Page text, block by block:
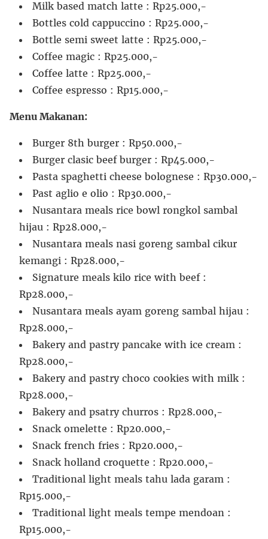
Milk based match latte : Rp25.000,-
Bottles cold cappuccino : Rp25.000,-
Bottle semi sweet latte : Rp25.000,-
Coffee magic : Rp25.000,-
Coffee latte : Rp25.000,-
Coffee espresso : Rp15.000,-
Menu Makanan:
Burger 8th burger : Rp50.000,-
Burger clasic beef burger : Rp45.000,-
Pasta spaghetti cheese bolognese : Rp30.000,-
Past aglio e olio : Rp30.000,-
Nusantara meals rice bowl rongkol sambal
hijau : Rp28.000,-
Nusantara meals nasi goreng sambal cikur
kemangi : Rp28.000,-
Signature meals kilo rice with beef :
Rp28.000,-
Nusantara meals ayam goreng sambal hijau :
Rp28.000,-
Bakery and pastry pancake with ice cream :
Rp28.000,-
Bakery and pastry choco cookies with milk :
Rp28.000,-
Bakery and psatry churros : Rp28.000,-
Snack omelette : Rp20.000,-
Snack french fries : Rp20.000,-
Snack holland croquette : Rp20.000,-
Traditional light meals tahu lada garam :
Rp15.000,-
Traditional light meals tempe mendoan :
Rp15.000,-